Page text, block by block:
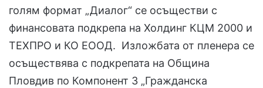
голям формат „Диалог“ се осъществи с
финансовата подкрепа на Холдинг КЦМ 2000 и
ТЕХПРО и КО ЕООД. Изложбата от пленера се
осъществява с подкрепата на Община
Пловдив по Компонент 3 „Гражданска